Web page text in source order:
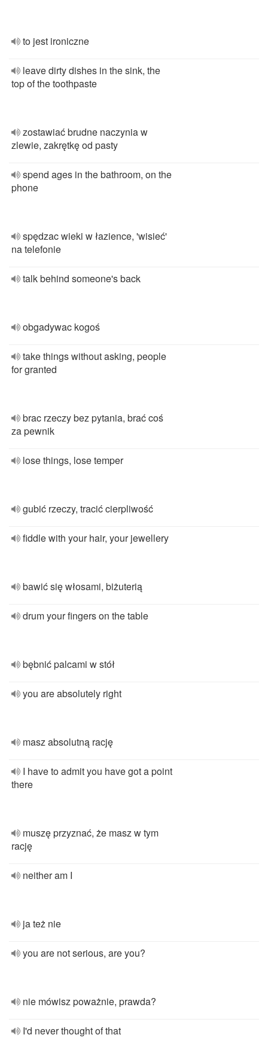
to jest ironiczne
leave dirty dishes in the sink, the
top of the toothpaste
zostawiać brudne naczynia w
zlewie, zakrętkę od pasty
spend ages in the bathroom, on the
phone
spędzac wieki w łazience, 'wisieć'
na telefonie
talk behind someone's back
obgadywac kogoś
take things without asking, people
for granted
brac rzeczy bez pytania, brać coś
za pewnik
lose things, lose temper
gubić rzeczy, tracić cierpliwość
fiddle with your hair, your jewellery
bawić się włosami, biżuterią
drum your fingers on the table
bębnić palcami w stół
you are absolutely right
masz absolutną rację
I have to admit you have got a point
there
muszę przyznać, że masz w tym
rację
neither am I
ja też nie
you are not serious, are you?
nie mówisz poważnie, prawda?
I'd never thought of that